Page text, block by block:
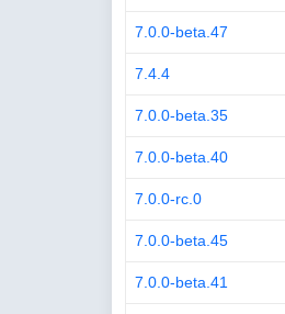
7.0.0-beta.47
7.4.4
7.0.0-beta.35
7.0.0-beta.40
7.0.0-rc.0
7.0.0-beta.45
7.0.0-beta.41